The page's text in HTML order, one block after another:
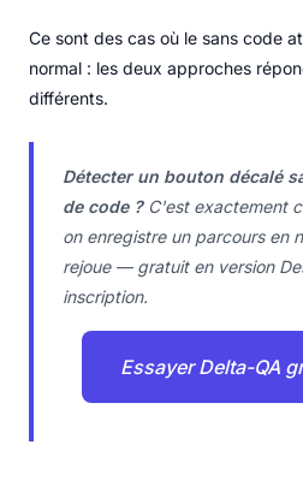
Ce sont des cas où le sans code
normal : les deux approches
différents.
Détecter un bouton décalé
de code ?C'est exactement
on enregistre un parcours en
rejoue — gratuit en version
inscription.
Essayer Delta-QA